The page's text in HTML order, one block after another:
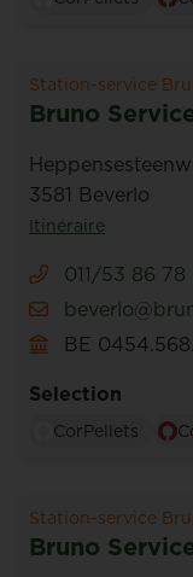
Station-service
Bruno
3581 Beverlo
Itinéraire
011/53 86 78
BE
Selection
CorPellets
Station-service
Bruno